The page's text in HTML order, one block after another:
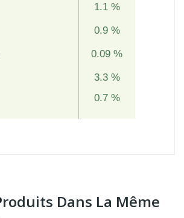
1.1 %
0.9 %
0.09 %
3.3 %
0.7 %
Dans La Même